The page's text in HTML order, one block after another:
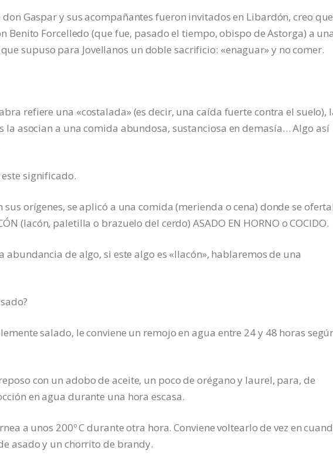
Gaspar y sus acompañantes fueron invitados en Libardón, creo
Benito Forcelledo (que fue, pasado el tiempo, obispo de Astorga) a
supuso para Jovellanos un doble sacrificio: «enaguar» y no comer.
refiere una «costalada» (es decir, una caída fuerte contra el suelo),
la asocian a una comida abundosa, sustanciosa en demasía… Algo así
significado.
sus orígenes, se aplicó a una comida (merienda o cena) donde se
(lacón, paletilla o brazuelo del cerdo) ASADO EN HORNO o COCIDO.
abundancia de algo, si este algo es «llacón», hablaremos de una
salado, le conviene un remojo en agua entre 24 y 48 horas
con un adobo de aceite, un poco de orégano y laurel, para, de
en agua durante una hora escasa.
a unos 200º C durante otra hora. Conviene voltearlo de vez en
asado y un chorrito de brandy.